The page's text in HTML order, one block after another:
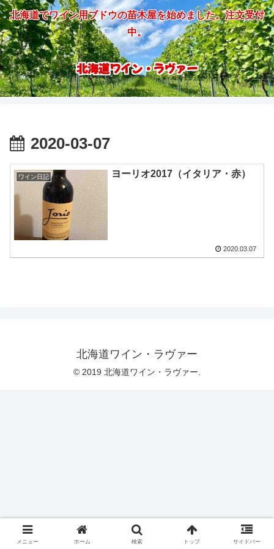
北海道でワイン用ブドウの苗木屋を始めました。注文受付
中。
北海道ワイン・ラヴァー
2020-03-07
ワイン日記 ヨーリオ2017（イタリア・赤）
2020.03.07
北海道ワイン・ラヴァー
© 2019 北海道ワイン・ラヴァー.
メニュー ホーム 検索 トップ サイドバー